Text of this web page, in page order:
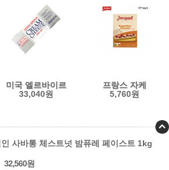
미국 엘르바이르
냉장 크림치즈
33,040원
프랑스 자케
브리오슈 미니
5,760원
사바통 체스트넛 밤퓨레 페이스트 1kg
32,560원